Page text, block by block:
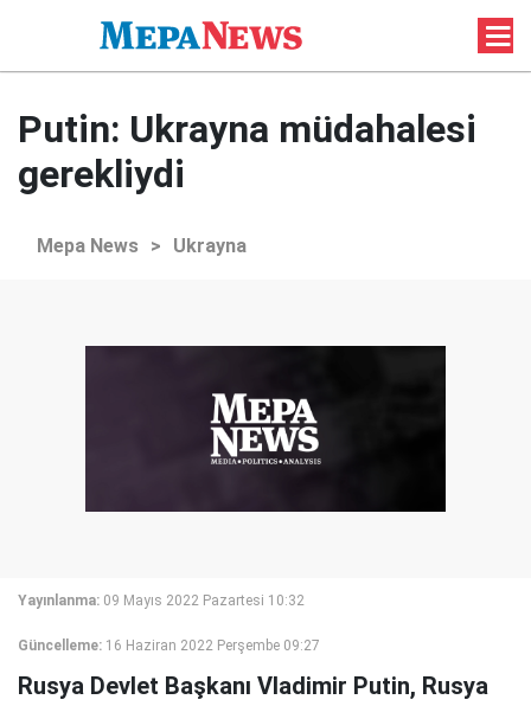
Putin: Ukrayna müdahalesi
gerekliydi
Mepa News > Ukrayna
Yayınlanma: 09 Mayıs 2022 Pazartesi 10:32
Güncelleme: 16 Haziran 2022 Perşembe 09:27
Rusya Devlet Başkanı Vladimir Putin, Rusya